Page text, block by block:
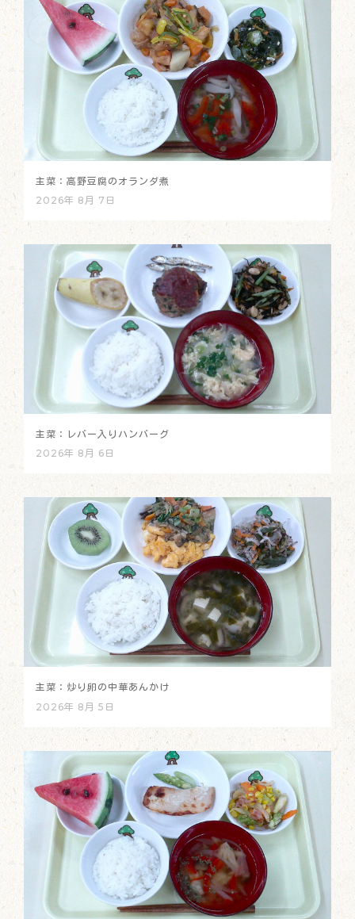
主菜：高野豆腐のオランダ煮
2026年 8月 7日
主菜：レバー入りハンバーグ
2026年 8月 6日
主菜：炒り卵の中華あんかけ
2026年 8月 5日